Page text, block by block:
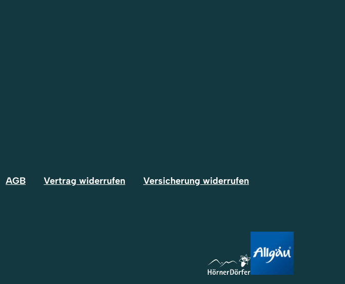
AGB Vertrag widerrufen
Versicherung widerrufen